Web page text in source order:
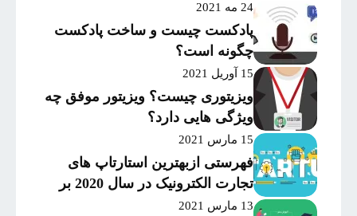
24 مه 2021
پادکست چیست و ساخت پادکست
چگونه است؟
15 آوریل 2021
ویزیتوری چیست؟ ویزیتور موفق چه
ویژگی هایی دارد؟
15 مارس 2021
فهرستی ازبهترین استارتاپ های
تجارت الکترونیک در سال 2020 بر
اساس میزان موفقیت و
13 مارس 2021